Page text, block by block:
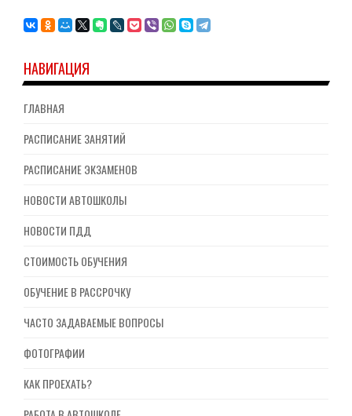
НАВИГАЦИЯ
ГЛАВНАЯ
РАСПИСАНИЕ ЗАНЯТИЙ
РАСПИСАНИЕ ЭКЗАМЕНОВ
НОВОСТИ АВТОШКОЛЫ
НОВОСТИ ПДД
СТОИМОСТЬ ОБУЧЕНИЯ
ОБУЧЕНИЕ В РАССРОЧКУ
ЧАСТО ЗАДАВАЕМЫЕ ВОПРОСЫ
ФОТОГРАФИИ
КАК ПРОЕХАТЬ?